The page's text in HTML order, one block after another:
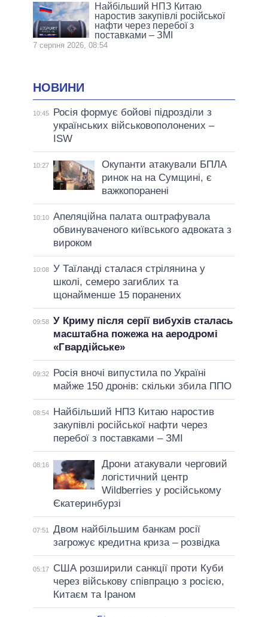
Найбільший НПЗ Китаю
наростив закупівлі російської
нафти через перебої з
поставками – ЗМІ
7 серпня 2026, 08:54
НОВИНИ
10:45
Росія формує бойові підрозділи з
українських військовополонених –
ISW
10:27
Окупанти атакували БПЛА
ринок на на Сумщині, є
важкопоранені
10:10 Апеляційна палата оштрафувала
обвинуваченого київського адвоката з
вироком
10:08 У Таїланді сталася стрілянина у
школі, семеро загиблих та
щонайменше 15 поранених
09:58 У Криму після серії вибухів сталась
масштабна пожежа на аеродромі
«Гвардійське»
09:32
Росія вночі випустила по Україні
майже 150 дронів: скільки збила ППО
08:54
Найбільший НПЗ Китаю наростив
закупівлі російської нафти через
перебої з поставками – ЗМІ
08:16
Дрони атакували черговий
логістичний центр
Wildberries у російському
Єкатеринбурзі
07:51
Двом найбільшим банкам росії
загрожує кредитна криза – розвідка
05:17
США розширили санкції проти Куби
через військову співпрацю з росією,
Китаєм та Іраном